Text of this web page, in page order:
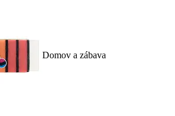
Domov a zábava